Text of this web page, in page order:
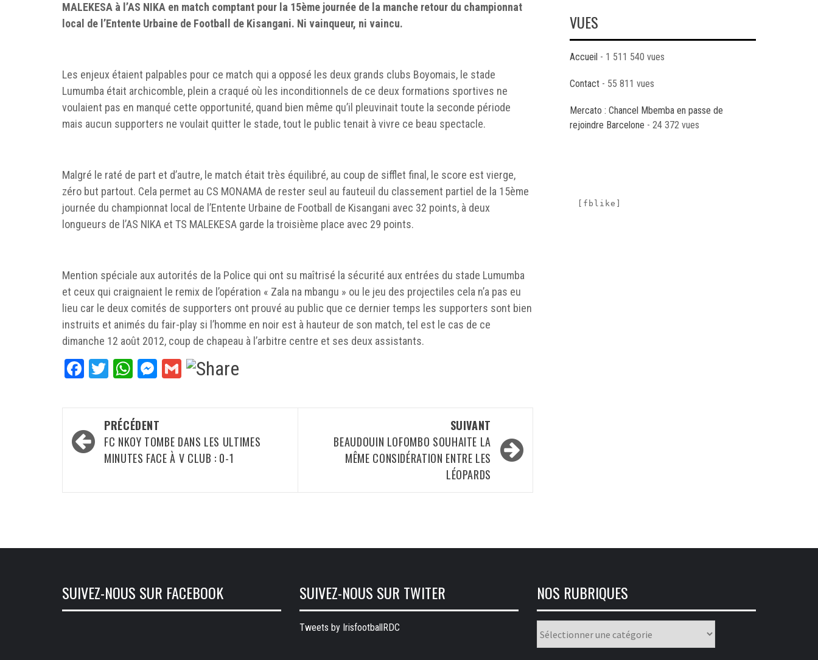
MALEKESA à l’AS NIKA en match comptant pour la 15ème journée de la manche retour du championnat
local de l’Entente Urbaine de Football de Kisangani. Ni vainqueur, ni vaincu.
Les enjeux étaient palpables pour ce match qui a opposé les deux grands clubs Boyomais, le stade
Lumumba était archicomble, plein a craqué où les inconditionnels de ce deux formations sportives ne
voulaient pas en manqué cette opportunité, quand bien même qu’il pleuvinait toute la seconde période
mais aucun supporters ne voulait quitter le stade, tout le public tenait à vivre ce beau spectacle.
Malgré le raté de part et d’autre, le match était très équilibré, au coup de sifflet final, le score est vierge,
zéro but partout. Cela permet au CS MONAMA de rester seul au fauteuil du classement partiel de la 15ème
journée du championnat local de l’Entente Urbaine de Football de Kisangani avec 32 points, à deux
longueurs de l’AS NIKA et TS MALEKESA garde la troisième place avec 29 points.
Mention spéciale aux autorités de la Police qui ont su maîtrisé la sécurité aux entrées du stade Lumumba
et ceux qui craignaient le remix de l’opération « Zala na mbangu » ou le jeu des projectiles cela n’a pas eu
lieu car le deux comités de supporters ont prouvé au public que ce dernier temps les supporters sont bien
instruits et animés du fair-play si l’homme en noir est à hauteur de son match, tel est le cas de ce
dimanche 12 août 2012, coup de chapeau à l’arbitre centre et ses deux assistants.
Facebook
TwitterWhatsApp
Messenger
Gmail
Navigation
d’article
PRÉCÉDENT
FC NKOY TOMBE DANS LES ULTIMES
MINUTES FACE À V CLUB : 0-1
SUIVANT
BEAUDOUIN LOFOMBO SOUHAITE LA
MÊME CONSIDÉRATION ENTRE LES
LÉOPARDS
VUES
Accueil - 1 511 540 vues
Contact - 55 811 vues
Mercato : Chancel Mbemba en passe de
rejoindre Barcelone - 24 372 vues
[fblike]
SUIVEZ-NOUS SUR FACEBOOK SUIVEZ-NOUS SUR TWITER
Tweets by IrisfootballRDC
NOS RUBRIQUES
rubriques